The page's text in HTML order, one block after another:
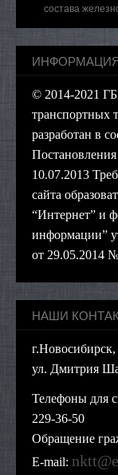
состава
© 2014-2021
транспортных
разработан в
10.07.2013
сайта
“Интернет” и
информации”
от 29.05.2014
НАШИ
г.Новосибирск,
ул. Дмитрия
Телефоны для
229-36-50
Обращение
E-mail: